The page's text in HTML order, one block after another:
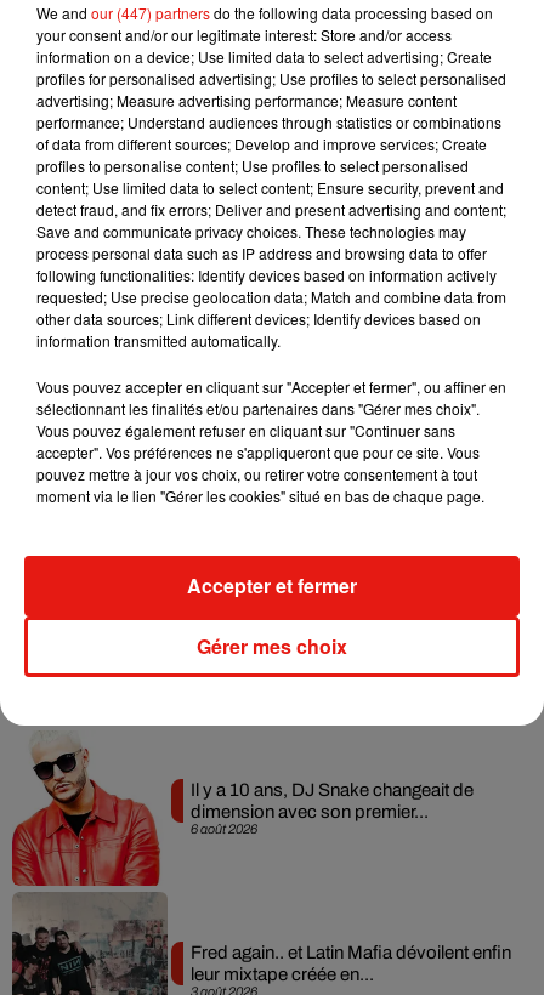
Voir cette publication sur Instagram
The house that inspired the Lord of the Rings? JRR Tolkein's
residence in the 1930s and 40s, 20 Northmoor Road, is
available to buy through our Summertown office. Call 01865
Une publication partagée parBreckon & Breckon(@breckon_breckon) le
collaboration tant attendue
6 août 2026
Il y a 10 ans, DJ Snake changeait de
dimension avec son premier...
3 août 2026
Fred again.. et Latin Mafia dévoilent enfin
leur mixtape créée en...
We and our (447) partnersdo the following data processing based on
your consent and/or our legitimate interest: Store and/or access
information on a device; Use limited data to select advertising; Create
profiles for personalised advertising; Use profiles to select personalised
advertising; Measure advertising performance; Measure content
performance; Understand audiences through statistics or combinations
of data from different sources; Develop and improve services; Create
profiles to personalise content; Use profiles to select personalised
content; Use limited data to select content; Ensure security, prevent and
detect fraud, and fix errors; Deliver and present advertising and content;
Save and communicate privacy choices. These technologies may
process personal data such as IP address and browsing data to offer
following functionalities: Identify devices based on information actively
requested; Use precise geolocation data; Match and combine data from
other data sources; Link different devices; Identify devices based on
information transmitted automatically.
Vous pouvez accepter en cliquant sur "Accepter et fermer", ou affiner en
sélectionnant les finalités et/ou partenaires dans "Gérer mes choix".
Vous pouvez également refuser en cliquant sur "Continuer sans
accepter". Vos préférences ne s'appliqueront que pour ce site. Vous
pouvez mettre à jour vos choix, ou retirer votre consentement à tout
moment via le lien "Gérer les cookies" situé en bas de chaque page.
Gérer mes choix
Accepter et fermer